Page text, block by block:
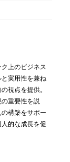
上のビジネス
実用性を兼ね
視点を提供。
重要性を説
構築をサポー
的な成長を促